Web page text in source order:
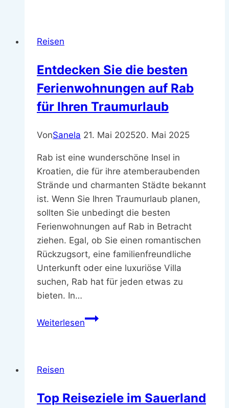
Reisen
Entdecken Sie die besten
Ferienwohnungen auf Rab
für Ihren Traumurlaub
VonSanela 21. Mai 202520. Mai 2025
Rab ist eine wunderschöne Insel in
Kroatien, die für ihre atemberaubenden
Strände und charmanten Städte bekannt
ist. Wenn Sie Ihren Traumurlaub planen,
sollten Sie unbedingt die besten
Ferienwohnungen auf Rab in Betracht
ziehen. Egal, ob Sie einen romantischen
Rückzugsort, eine familienfreundliche
Unterkunft oder eine luxuriöse Villa
suchen, Rab hat für jeden etwas zu
bieten. In…
WeiterlesenEntdecken
Rab
Reisen
Top Reiseziele im Sauerland